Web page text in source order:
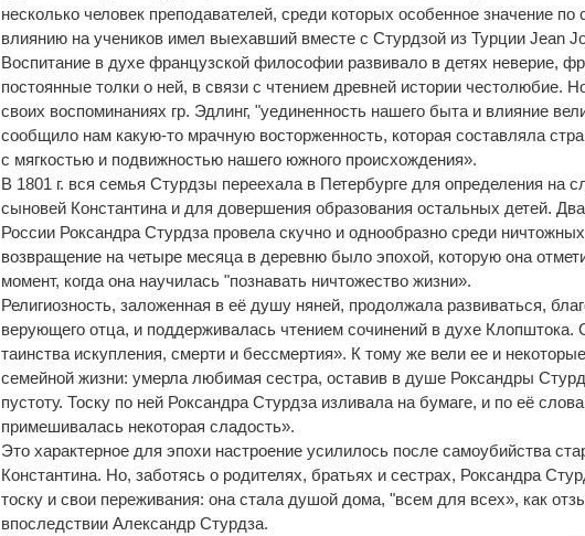
несколько человек преподавателей, среди которых особенное значение по
влиянию на учеников имел выехавший вместе с Стурдзой из Турции Jean
Воспитание в духе французской философии развивало в детях неверие,
постоянные толки о ней, в связи с чтением древней истории честолюбие.
своих воспоминаниях гр. Эдлинг, "уединенность нашего быта и влияние
сообщило нам какую-то мрачную восторженность, которая составляла
с мягкостью и подвижностью нашего южного происхождения».
В 1801 г. вся семья Стурдзы переехала в Петербурге для определения на
сыновей Константина и для довершения образования остальных детей.
России Роксандра Стурдза провела скучно и однообразно среди
возвращение на четыре месяца в деревню было эпохой, которую она
момент, когда она научилась "познавать ничтожество жизни».
Религиозность, заложенная в её душу няней, продолжала развиваться,
верующего отца, и поддерживалась чтением сочинений в духе Клопштока.
таинства искупления, смерти и бессмертия». К тому же вели ее и
семейной жизни: умерла любимая сестра, оставив в душе Роксандры
пустоту. Тоску по ней Роксандра Стурдза изливала на бумаге, и по её
примешивалась некоторая сладость».
Это характерное для эпохи настроение усилилось после самоубийства
Константина. Но, заботясь о родителях, братьях и сестрах, Роксандра
тоску и свои переживания: она стала душой дома, "всем для всех», как
впоследствии Александр Стурдза.